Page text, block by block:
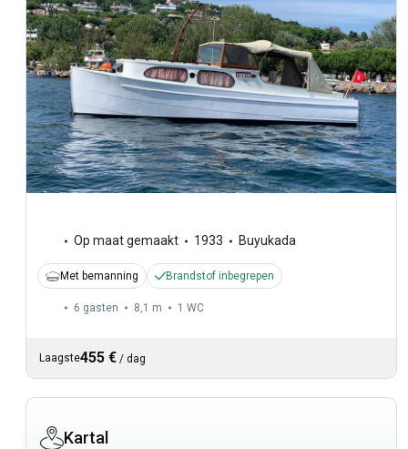
Op maat gemaakt 1933 Buyukada
Met bemanning Brandstof inbegrepen
6 gasten 8,1 m 1 WC
Laagste455 € / dag
Kartal